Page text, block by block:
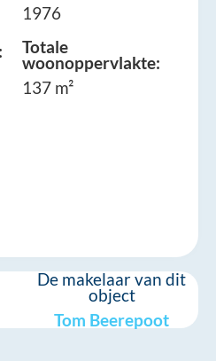
1976
Totale
woonoppervlakte:
137 m²
De makelaar van dit
object
Tom Beerepoot